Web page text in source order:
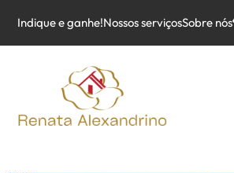
Indique e ganhe!Nossos serviçosSobre nós